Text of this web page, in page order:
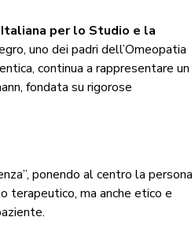
Italiana per lo Studio e la
uno dei padri dell’Omeopatia
continua a rappresentare un
fondata su rigorose
ponendo al centro la persona
terapeutico, ma anche etico e